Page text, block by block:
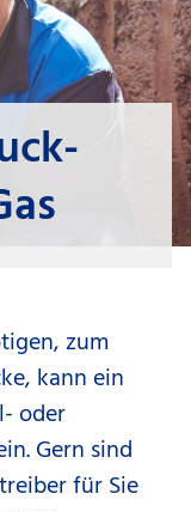
zum
kann ein
oder
Gern sind
für Sie